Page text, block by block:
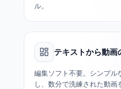
ル。
テキストから動画
編集ソフト不要。シンプル
し、数分で洗練された動画